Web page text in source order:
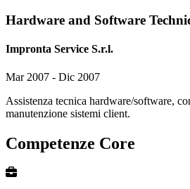
Hardware and Software
Impronta Service S.r.l.
Mar 2007 - Dic 2007
Assistenza tecnica hardware/software,
manutenzione sistemi client.
Competenze Core